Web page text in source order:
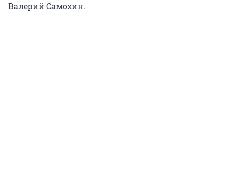
Валерий Самохин.